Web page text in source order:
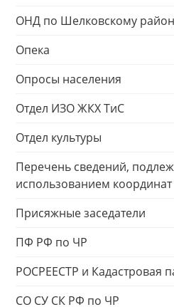
ОНД по Шелковскому
Опека
Опросы населения
Отдел ИЗО ЖКХ ТиС
Отдел культуры
Перечень сведений,
использованием координат
Присяжные заседатели
ПФ РФ по ЧР
РОСРЕЕСТР и Кадастровая
СО СУ СК РФ по ЧР